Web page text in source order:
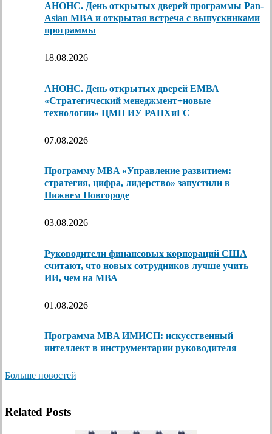
АНОНС. День открытых дверей программы Pan-
Asian MBA и открытая встреча с выпускниками
программы
18.08.2026
АНОНС. День открытых дверей ЕМВА
«Стратегический менеджмент+новые
технологии» ЦМП ИУ РАНХиГС
07.08.2026
Программу MBA «Управление развитием:
стратегия, цифра, лидерство» запустили в
Нижнем Новгороде
03.08.2026
Руководители финансовых корпораций США
считают, что новых сотрудников лучше учить
ИИ, чем на МВА
01.08.2026
Программа MBA ИМИСП: искусственный
интеллект в инструментарии руководителя
Больше новостей
Related Posts